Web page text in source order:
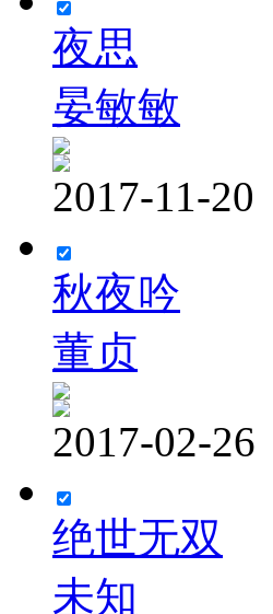
夜思
晏敏敏
2017-11-20
秋夜吟
董贞
2017-02-26
绝世无双
未知